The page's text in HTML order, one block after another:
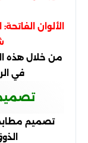
الألوان
من خلال هذه
في
تصميم